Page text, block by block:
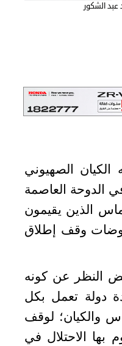
الشكور
الكيان الصهيوني
الدوحة العاصمة
الذين يقيمون
وقف إطلاق
النظر عن كونه
دولة تعمل بكل
والكيان؛ لوقف
بها الاحتلال في